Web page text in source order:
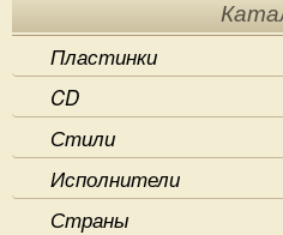
Пластинки
CD
Стили
Исполнители
Страны